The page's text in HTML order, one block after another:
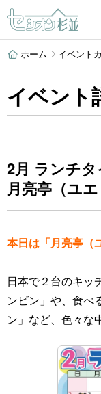
ホーム イベント
イベント
2月 ランチ
月亮亭（ユ
本日は「月亮亭（
日本で２台のキッ
ンビン」や、食べ
ン」など、色々な